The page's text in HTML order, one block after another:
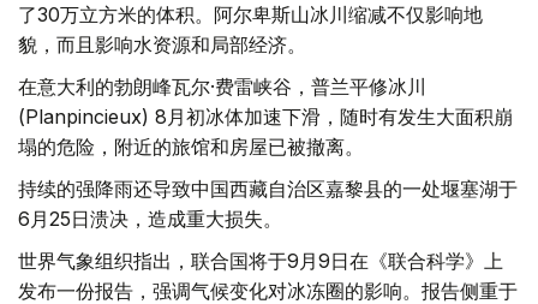
了30万立方米的体积。阿尔卑斯山冰川缩减不仅影响地
貌，而且影响水资源和局部经济。
在意大利的勃朗峰瓦尔·费雷峡谷，普兰平修冰川
(Planpincieux) 8月初冰体加速下滑，随时有发生大面积崩
塌的危险，附近的旅馆和房屋已被撤离。
持续的强降雨还导致中国西藏自治区嘉黎县的一处堰塞湖于
6月25日溃决，造成重大损失。
世界气象组织指出，联合国将于9月9日在《联合科学》上
发布一份报告，强调气候变化对冰冻圈的影响。报告侧重于